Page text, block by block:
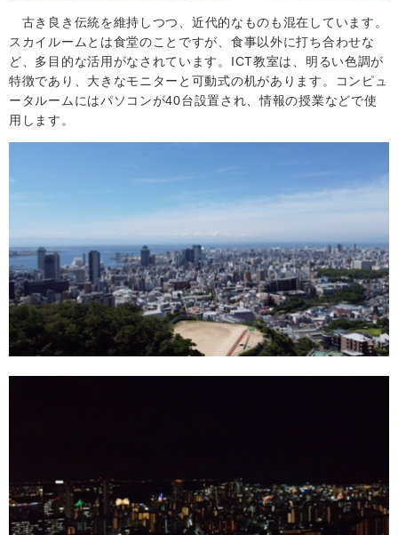
古き良き伝統を維持しつつ、近代的なものも混在しています。
スカイルームとは食堂のことですが、食事以外に打ち合わせな
ど、多目的な活用がなされています。 ICT教室は、明るい色調が
特徴であり、大きなモニターと可動式の机があります。コンピュ
ータルームにはパソコンが40台設置され、情報の授業などで使
用します。